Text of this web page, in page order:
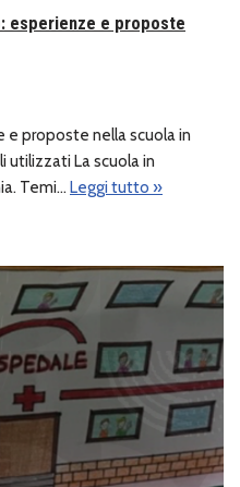
esperienze e proposte
e proposte nella scuola in
utilizzati La scuola in
Temi… Leggi tutto »